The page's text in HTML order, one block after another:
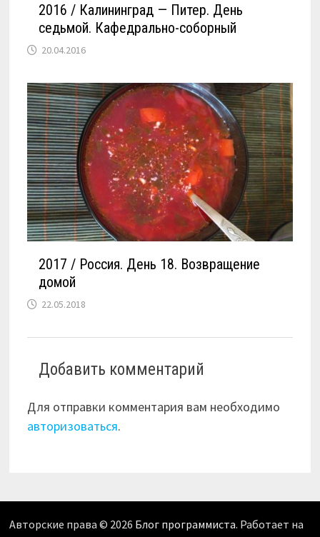
2016 / Калининград — Питер. День
седьмой. Кафедрально-соборный
20.04.2016
2017 / Россия. День 18. Возвращение
домой
22.05.2018
Добавить комментарий
Для отправки комментария вам необходимо
авторизоваться.
Авторские права © 2026 Блог программиста. Работает на